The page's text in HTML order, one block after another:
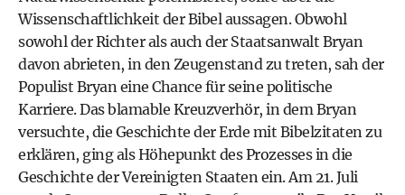
Wissenschaftlichkeit der Bibel aussagen. Obwohl
sowohl der Richter als auch der Staatsanwalt Bryan
davon abrieten, in den Zeugenstand zu treten, sah der
Populist Bryan eine Chance für seine politische
Karriere. Das blamable Kreuzverhör, in dem Bryan
versuchte, die Geschichte der Erde mit Bibelzitaten zu
erklären, ging als Höhepunkt des Prozesses in die
Geschichte der Vereinigten Staaten ein. Am 21. Juli